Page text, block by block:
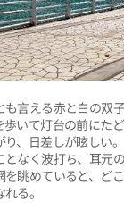
言える赤と白の双
いて灯台の前にたど
、日差しが眩しい。
なく波打ち、耳元
眺めていると、どこ
る。